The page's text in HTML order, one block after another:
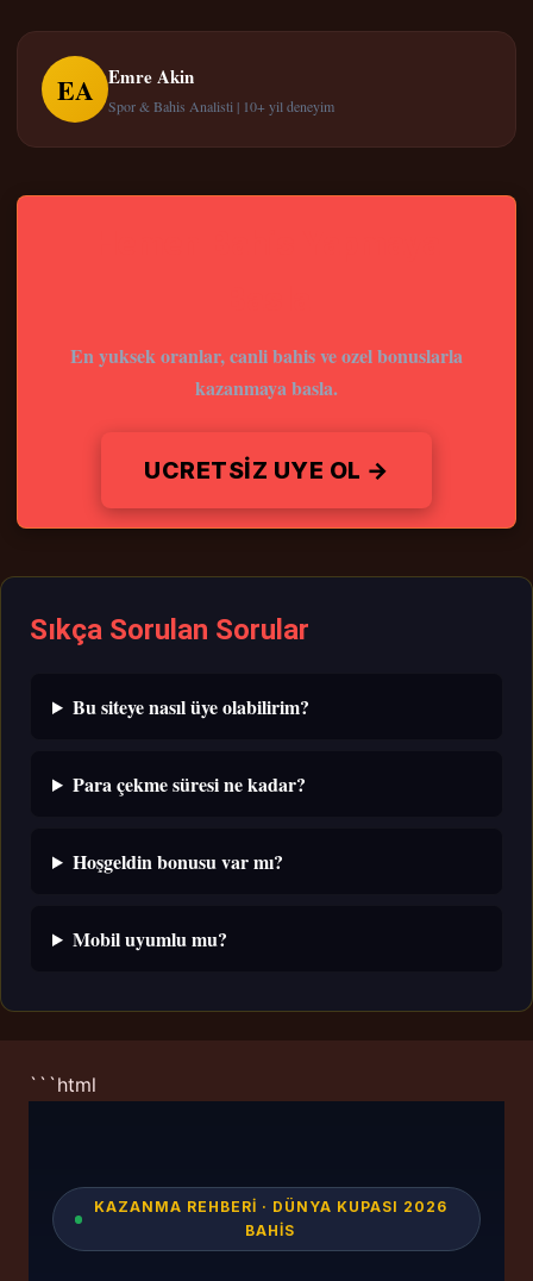
EA Emre Akin
Spor & Bahis Analisti | 10+ yil deneyim
En yuksek oranlar, canli bahis ve ozel bonuslarla
kazanmaya basla.
UCRETSIZ UYE OL →
Sıkça Sorulan Sorular
Bu siteye nasıl üye olabilirim?
Para çekme süresi ne kadar?
Hoşgeldin bonusu var mı?
Mobil uyumlu mu?
```html
KAZANMA REHBERI · DÜNYA KUPASI 2026
BAHIS